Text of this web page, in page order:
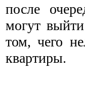
после
могут
том, чего
квартиры.